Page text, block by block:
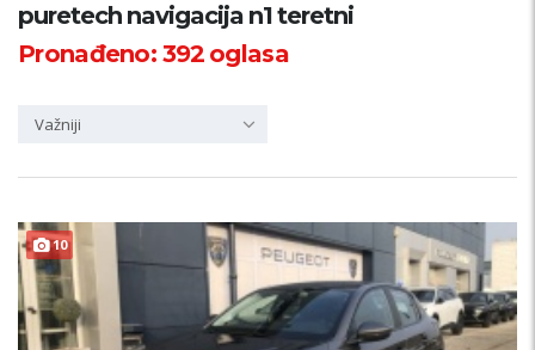
Županija
puretech navigacija n1 teretni
Pronađeno:392oglasa
Važniji
10